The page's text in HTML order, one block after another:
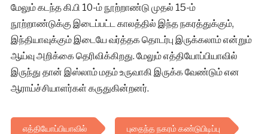
மேலும் கடந்த கி.பி 10-ம் நூற்றாண்டு முதல் 15-ம்
நூற்றாண்டுக்கு இடைப்பட்ட காலத்தில் இந்த நகரத்துக்கும்,
இந்தியாவுக்கும் இடையே வர்த்தக தொடர்பு இருக்கலாம் என்றும்
ஆய்வு அறிக்கை தெரிவிக்கிறது. மேலும் எத்தியோப்பியாவில்
இருந்து தான் இஸ்லாம் மதம் உருவாகி இருக்க வேண்டும் என
ஆராய்ச்சியாளர்கள் கருதுகின்றனர்.
எத்தியோப்பியாவில் புதைந்த நகரம் கண்டுபிடிப்பு